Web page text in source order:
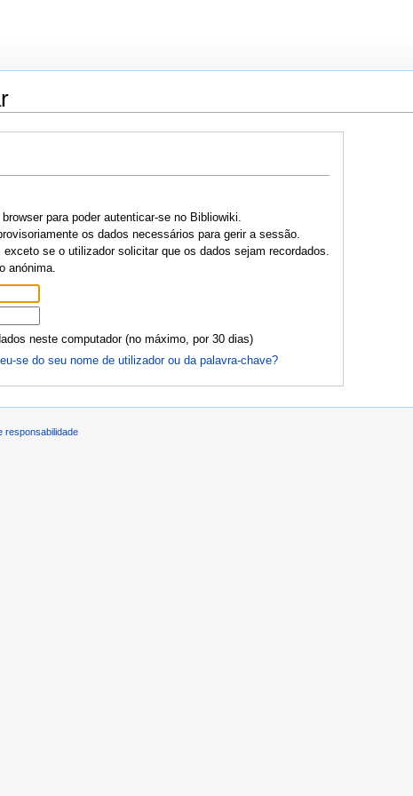
para poder autenticar-se no Bibliowiki.
os dados necessários para gerir a sessão.
se o utilizador solicitar que os dados sejam recordados.
anónima.
neste computador (no máximo, por 30 dias)
se do seu nome de utilizador ou da palavra-chave?
responsabilidade